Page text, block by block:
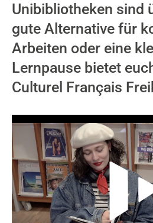
Unibibliotheken sind
gute Alternative für
Arbeiten oder eine
Lernpause bietet
Culturel Français
Video-Player überspringen